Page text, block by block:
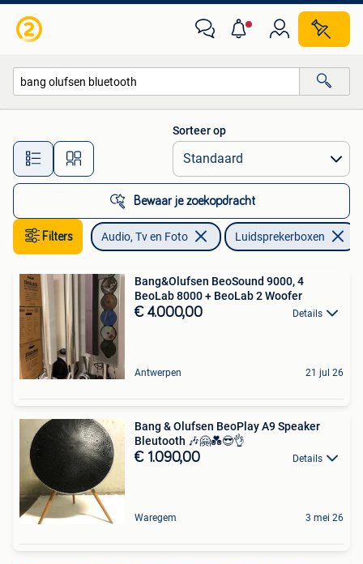
Alle afstanden…
Sorteer op
Bewaar je zoekopdracht
Filters Audio, Tv en Foto Luidsprekerboxen
Bang&Olufsen BeoSound 9000, 4
BeoLab 8000 + BeoLab 2 Woofer
€ 4.000,00 Details
Antwerpen 21 jul 26
Bang & Olufsen BeoPlay A9 Speaker
Bleutooth 🎶🤗💑😎👌
€ 1.090,00 Details
Waregem 3 mei 26